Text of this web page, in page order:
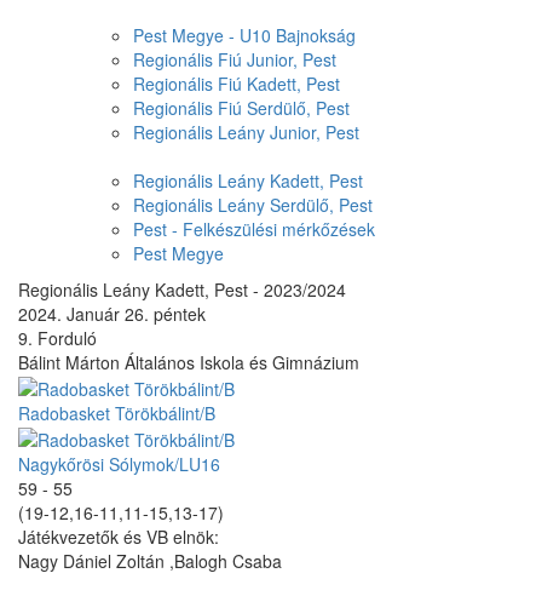
Pest Megye - U10 Bajnokság
Regionális Fiú Junior, Pest
Regionális Fiú Kadett, Pest
Regionális Fiú Serdülő, Pest
Regionális Leány Junior, Pest
Regionális Leány Kadett, Pest
Regionális Leány Serdülő, Pest
Pest - Felkészülési mérkőzések
Pest Megye
Regionális Leány Kadett, Pest - 2023/2024
2024. Január 26. péntek
9. Forduló
Bálint Márton Általános Iskola és Gimnázium
Radobasket Törökbálint/B
Nagykőrösi Sólymok/LU16
59 - 55
(19-12,16-11,11-15,13-17)
Játékvezetők és VB elnök:
Nagy Dániel Zoltán ,Balogh Csaba